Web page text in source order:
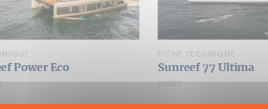
Ultima
FICHE TECHNIQUE
Sunreef 66 Ultima
Multipower